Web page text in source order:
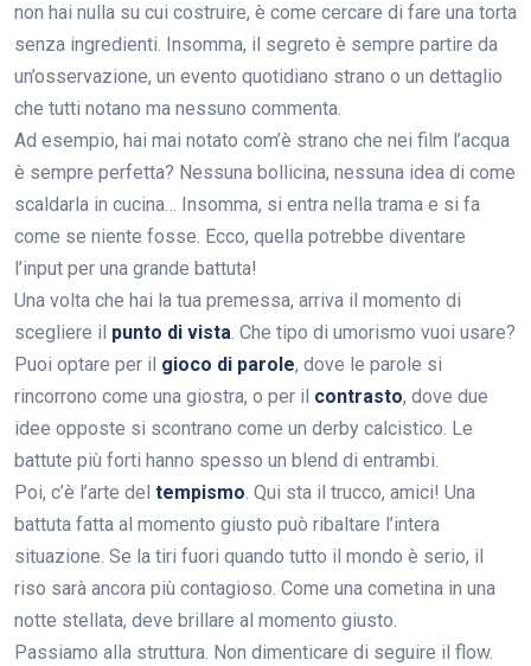
non hai nulla su cui costruire, è come cercare di fare una torta
senza ingredienti. Insomma, il segreto è sempre partire da
un’osservazione, un evento quotidiano strano o un dettaglio
che tutti notano ma nessuno commenta.
Ad esempio, hai mai notato com’è strano che nei film l’acqua
è sempre perfetta? Nessuna bollicina, nessuna idea di come
scaldarla in cucina… Insomma, si entra nella trama e si fa
come se niente fosse. Ecco, quella potrebbe diventare
l’input per una grande battuta!
Una volta che hai la tua premessa, arriva il momento di
scegliere il punto di vista. Che tipo di umorismo vuoi usare?
Puoi optare per il gioco di parole, dove le parole si
rincorrono come una giostra, o per il contrasto, dove due
idee opposte si scontrano come un derby calcistico. Le
battute più forti hanno spesso un blend di entrambi.
Poi, c’è l’arte del tempismo. Qui sta il trucco, amici! Una
battuta fatta al momento giusto può ribaltare l’intera
situazione. Se la tiri fuori quando tutto il mondo è serio, il
riso sarà ancora più contagioso. Come una cometina in una
notte stellata, deve brillare al momento giusto.
Passiamo alla struttura. Non dimenticare di seguire il flow.